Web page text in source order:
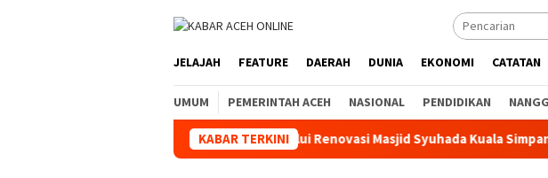
JELAJAH FEATURE DAERAH DUNIA EKONOMI CATATAN
UMUM PEMERINTAH ACEH NASIONAL PENDIDIKAN
KABAR TERKINI
Aceh Perkuat Kepedulian Sosial Melalui Renovasi Masjid Syuhada Kuala Simpang